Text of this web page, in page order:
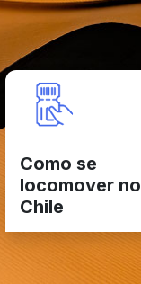
Como se
locomover no
Chile